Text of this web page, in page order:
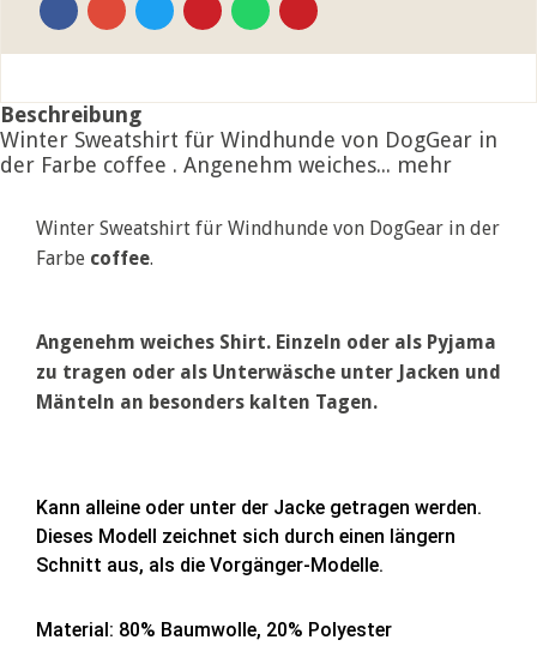
Beschreibung
Winter Sweatshirt für Windhunde von DogGear in
der Farbe coffee . Angenehm weiches... mehr
Winter Sweatshirt für Windhunde von DogGear in der
Farbe coffee.
Angenehm weiches Shirt. Einzeln oder als Pyjama
zu tragen oder als Unterwäsche unter Jacken und
Mänteln an besonders kalten Tagen.
Kann alleine oder unter der Jacke getragen werden.
Dieses Modell zeichnet sich durch einen längern
Schnitt aus, als die Vorgänger-Modelle.
Material: 80% Baumwolle, 20% Polyester